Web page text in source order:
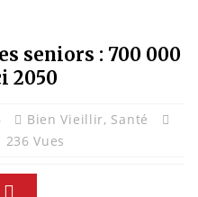
seniors : 700 000
2050
Bien Vieillir, Santé
236 Vues